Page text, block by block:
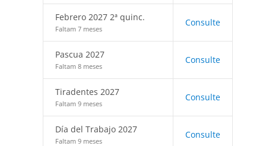
Febrero 2027 2ª quinc.
Faltam 7 meses
Consulte
Pascua 2027
Faltam 8 meses
Consulte
Tiradentes 2027
Faltam 9 meses
Consulte
Día del Trabajo 2027
Faltam 9 meses
Consulte